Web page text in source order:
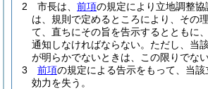
2
市長は、 前項の規定により立地調整協
は、規則で定めるところにより、その
て、直ちにその旨を告示するとともに
通知しなければならない。 ただし、当
が明らかでないときは、この限りでない
3
前項の規定による告示をもって、当
効力を失う。